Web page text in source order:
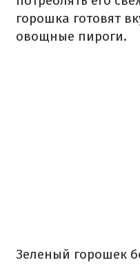
горошка готовят
овощные пироги.
Зеленый горошек